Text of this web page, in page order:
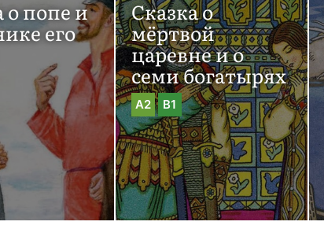
о попе и
его
Сказка о
мёртвой
царевне и о
семи богатырях
A2 B1